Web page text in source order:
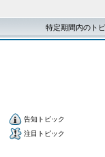
特定期間内のト
告知トピック
注目トピック